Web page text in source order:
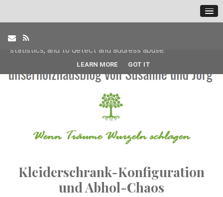
Kleiderschrank-Konfiguration
und Abhol-Chaos
This site uses cookies from Google to deliver its services
and to analyze traffic. Your IP address and user-agent are
shared with Google along with performance and security
metrics to ensure quality of service, generate usage
statistics, and to detect and address abuse.
LEARN MORE GOT IT